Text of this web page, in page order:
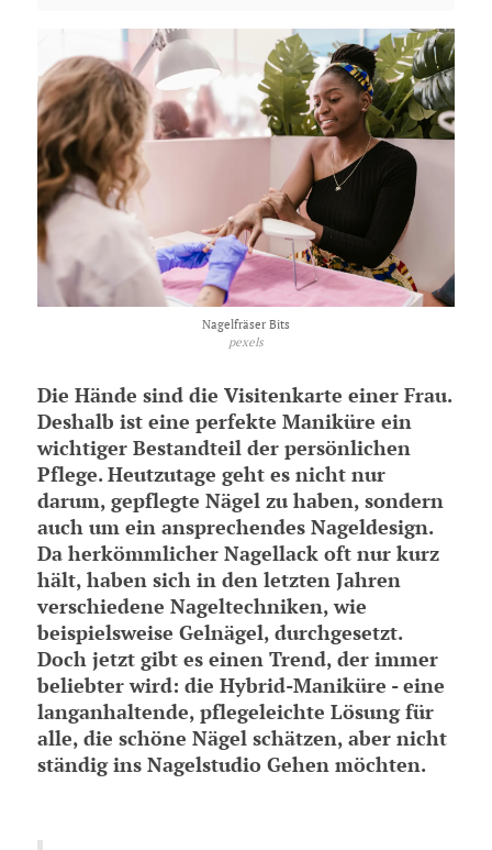
Nagelfräser Bits
pexels
Die Hände sind die Visitenkarte einer Frau.
Deshalb ist eine perfekte Maniküre ein
wichtiger Bestandteil der persönlichen
Pflege. Heutzutage geht es nicht nur
darum, gepflegte Nägel zu haben, sondern
auch um ein ansprechendes Nageldesign.
Da herkömmlicher Nagellack oft nur kurz
hält, haben sich in den letzten Jahren
verschiedene Nageltechniken, wie
beispielsweise Gelnägel, durchgesetzt.
Doch jetzt gibt es einen Trend, der immer
beliebter wird: die Hybrid-Maniküre - eine
langanhaltende, pflegeleichte Lösung für
alle, die schöne Nägel schätzen, aber nicht
ständig ins Nagelstudio Gehen möchten.